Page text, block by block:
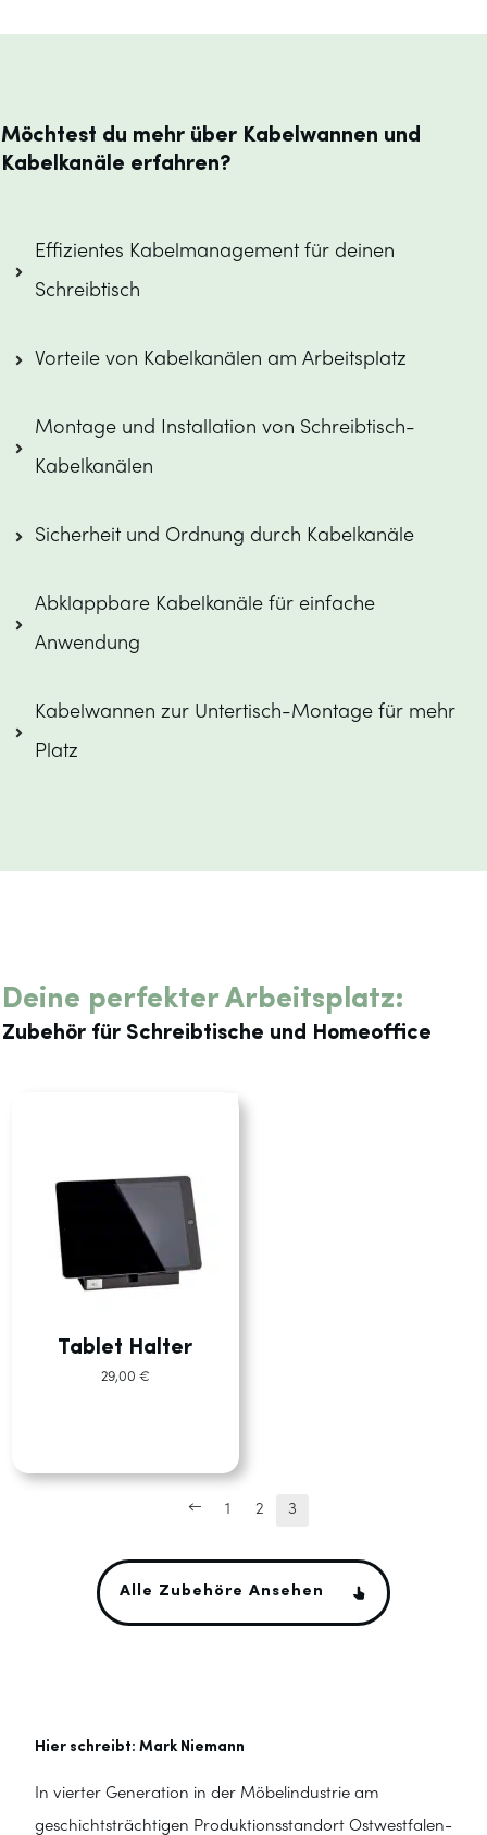
Möchtest du mehr über Kabelwannen und
Kabelkanäle erfahren?
Effizientes Kabelmanagement für deinen
Schreibtisch
Vorteile von Kabelkanälen am Arbeitsplatz
Montage und Installation von Schreibtisch-
Kabelkanälen
Sicherheit und Ordnung durch Kabelkanäle
Abklappbare Kabelkanäle für einfache
Anwendung
Kabelwannen zur Untertisch-Montage für mehr
Platz
Deine perfekter Arbeitsplatz:
Zubehör für Schreibtische und Homeoffice
Tablet Halter
29,00 €
← 1 2 3
Alle Zubehöre Ansehen
Hier schreibt: Mark Niemann
In vierter Generation in der Möbelindustrie am
geschichtsträchtigen Produktionsstandort Ostwestfalen-